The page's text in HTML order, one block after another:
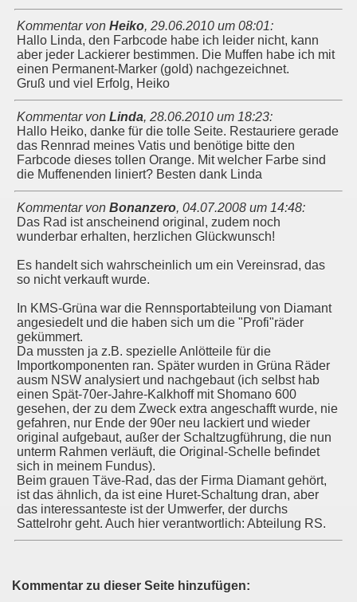
Kommentar von Heiko, 29.06.2010 um 08:01:
Hallo Linda, den Farbcode habe ich leider nicht, kann
aber jeder Lackierer bestimmen. Die Muffen habe ich mit
einen Permanent-Marker (gold) nachgezeichnet.
Gruß und viel Erfolg, Heiko
Kommentar von Linda, 28.06.2010 um 18:23:
Hallo Heiko, danke für die tolle Seite. Restauriere gerade
das Rennrad meines Vatis und benötige bitte den
Farbcode dieses tollen Orange. Mit welcher Farbe sind
die Muffenenden liniert? Besten dank Linda
Kommentar von Bonanzero, 04.07.2008 um 14:48:
Das Rad ist anscheinend original, zudem noch
wunderbar erhalten, herzlichen Glückwunsch!
Es handelt sich wahrscheinlich um ein Vereinsrad, das
so nicht verkauft wurde.
In KMS-Grüna war die Rennsportabteilung von Diamant
angesiedelt und die haben sich um die "Profi"räder
gekümmert.
Da mussten ja z.B. spezielle Anlötteile für die
Importkomponenten ran. Später wurden in Grüna Räder
ausm NSW analysiert und nachgebaut (ich selbst hab
einen Spät-70er-Jahre-Kalkhoff mit Shomano 600
gesehen, der zu dem Zweck extra angeschafft wurde, nie
gefahren, nur Ende der 90er neu lackiert und wieder
original aufgebaut, außer der Schaltzugführung, die nun
unterm Rahmen verläuft, die Original-Schelle befindet
sich in meinem Fundus).
Beim grauen Täve-Rad, das der Firma Diamant gehört,
ist das ähnlich, da ist eine Huret-Schaltung dran, aber
das interessanteste ist der Umwerfer, der durchs
Sattelrohr geht. Auch hier verantwortlich: Abteilung RS.
Kommentar zu dieser Seite hinzufügen: